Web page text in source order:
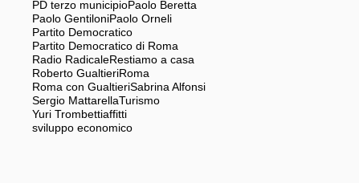
PD terzo municipioPaolo Beretta
Paolo GentiloniPaolo Orneli
Partito Democratico
Partito Democratico di Roma
Radio RadicaleRestiamo a casa
Roberto GualtieriRoma
Roma con GualtieriSabrina Alfonsi
Sergio MattarellaTurismo
Yuri Trombettiaffitti
sviluppo economico